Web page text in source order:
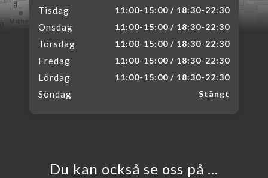
Tisdag 11:00-15:00 / 18:30-22:30
Onsdag 11:00-15:00 / 18:30-22:30
Torsdag 11:00-15:00 / 18:30-22:30
Fredag 11:00-15:00 / 18:30-22:30
Lördag 11:00-15:00 / 18:30-22:30
Söndag Stängt
Du kan också se oss på …